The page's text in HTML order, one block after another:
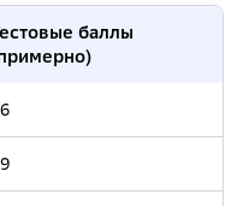
баллы